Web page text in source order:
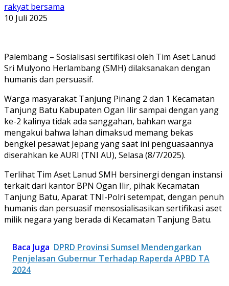
rakyat bersama
10 Juli 2025
Palembang – Sosialisasi sertifikasi oleh Tim Aset Lanud
Sri Mulyono Herlambang (SMH) dilaksanakan dengan
humanis dan persuasif.
Warga masyarakat Tanjung Pinang 2 dan 1 Kecamatan
Tanjung Batu Kabupaten Ogan Ilir sampai dengan yang
ke-2 kalinya tidak ada sanggahan, bahkan warga
mengakui bahwa lahan dimaksud memang bekas
bengkel pesawat Jepang yang saat ini penguasaannya
diserahkan ke AURI (TNI AU), Selasa (8/7/2025).
Terlihat Tim Aset Lanud SMH bersinergi dengan instansi
terkait dari kantor BPN Ogan Ilir, pihak Kecamatan
Tanjung Batu, Aparat TNI-Polri setempat, dengan penuh
humanis dan persuasif mensosialisasikan sertifikasi aset
milik negara yang berada di Kecamatan Tanjung Batu.
Baca Juga DPRD Provinsi Sumsel Mendengarkan
Penjelasan Gubernur Terhadap Raperda APBD TA
2024